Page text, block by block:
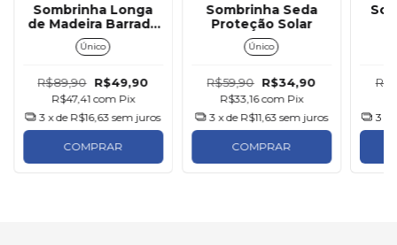
Sombrinha Longa
de Madeira Barrada
Bolinha
Único
R$89,90 R$49,90
R$47,41com Pix
3 x de R$16,63 sem juros
COMPRAR
Sombrinha Seda
Proteção Solar
Único
R$59,90 R$34,90
R$33,16com Pix
3 x de R$11,63 sem juros
COMPRAR
3